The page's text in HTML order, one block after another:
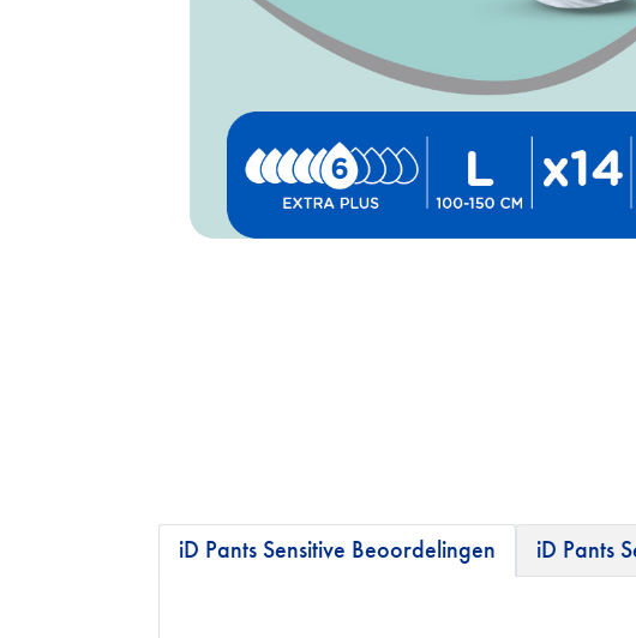
iD Pants Sensitive Beoordelingen iD Pants